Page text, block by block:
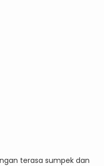
terasa sumpek dan